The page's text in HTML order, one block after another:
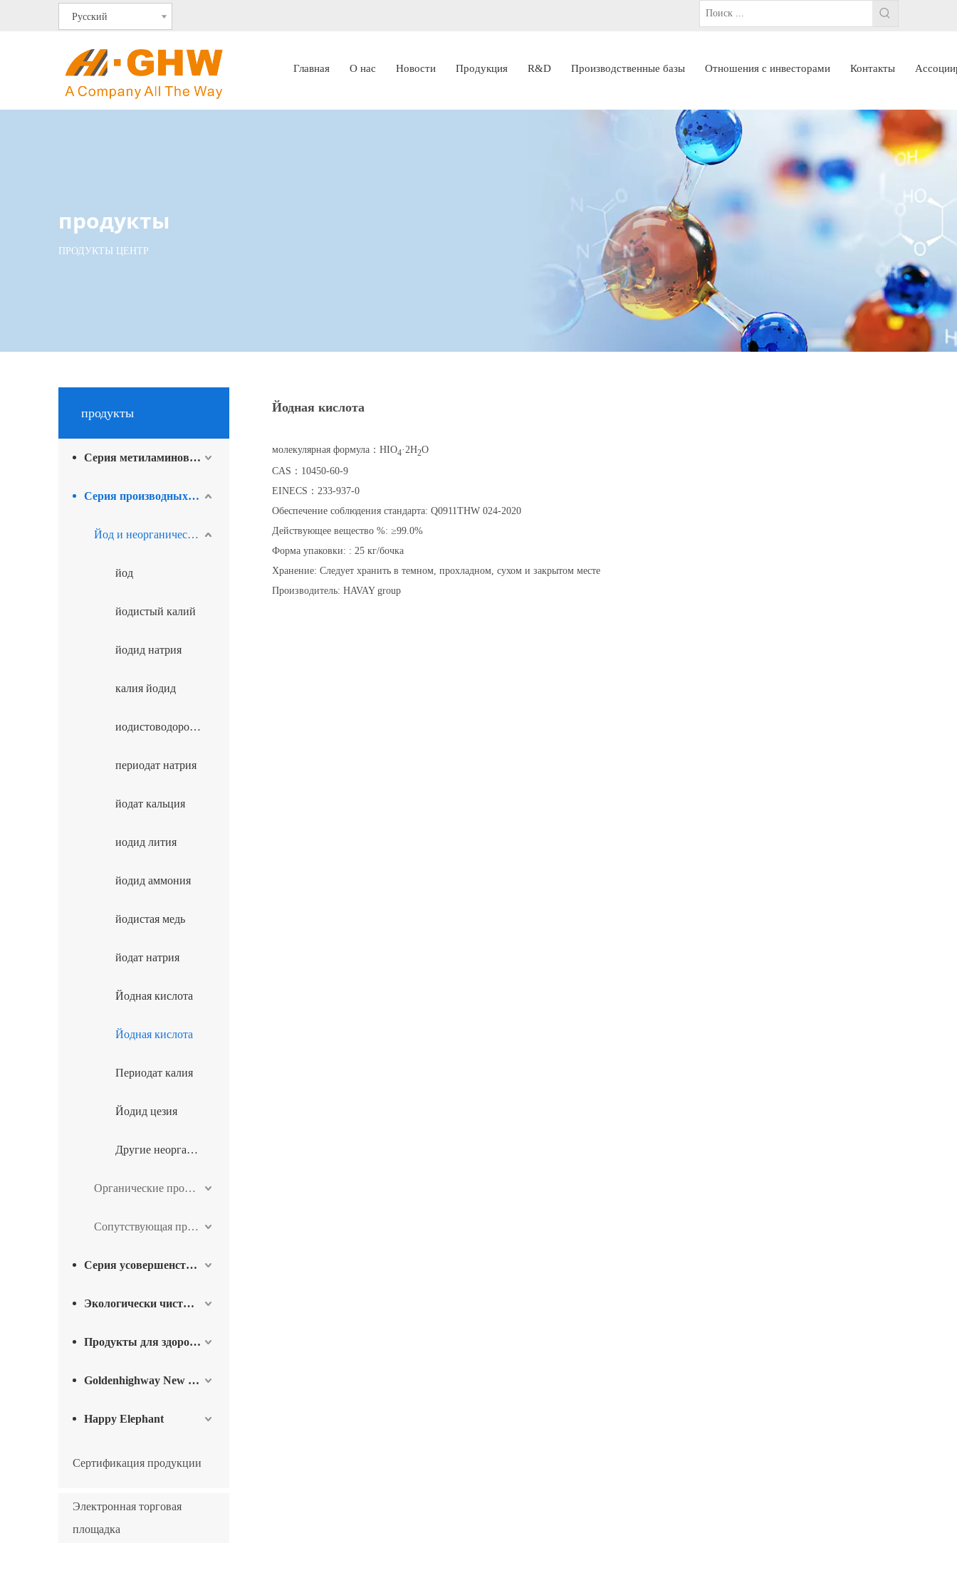
Pусский
Главная О нас Новости Продукция R&D Производственные базы Отношения с инвесторами Контакты
продукты
ПРОДУКТЫ ЦЕНТР
продукты
Серия метиламинов для промышленности
Серия производных йода и сопутствующая продукция
Йод и неорганические производные йода
йод
йодистый калий
йодид натрия
калия йодид
иодистоводородной
периодат натрия
йодат кальция
иодид лития
йодид аммония
йодистая медь
йодат натрия
Йодная кислота
Йодная кислота
Периодат калия
Йодид цезия
Другие неорганические производные йода
Органические производные йода
Сопутствующая продукция
Серия усовершенствованных промежуточных материалов
Экологически чистые продукты
Продукты для здоровья и благополучия
Goldenhighway New Materials
Happy Elephant
Сертификация продукции
Электронная торговая
площадка
Йодная кислота
молекулярная формула：HIO4·2H2O
CAS：10450-60-9
EINECS：233-937-0
Обеспечение соблюдения стандарта: Q0911THW 024-2020
Действующее вещество %: ≥99.0%
Форма упаковки: : 25 кг/бочка
Хранение: Следует хранить в темном, прохладном, сухом и закрытом месте
Производитель: HAVAY group